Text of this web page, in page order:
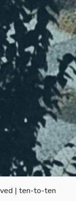
| ten-to-ten